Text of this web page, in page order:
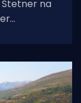
Stetner na